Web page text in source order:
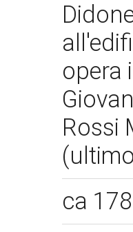
opera
Rossi
ca